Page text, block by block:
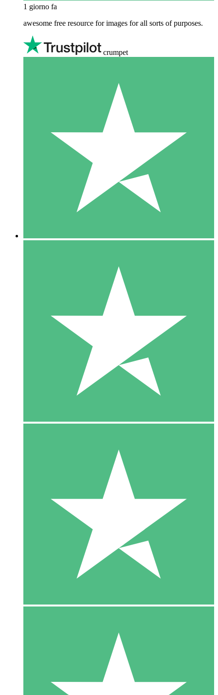
1 giorno fa
awesome free resource for images for all sorts of purposes.
crumpet